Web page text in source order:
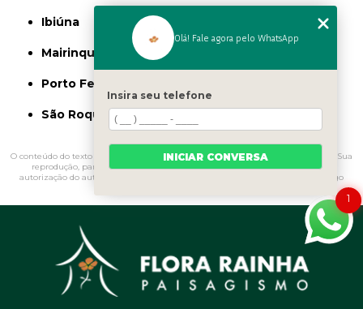
Ibiúna
Mairinque
Porto Feliz
São Roque
O conteúdo do texto " Forração para Jardim Sombra" é de direito reservado. Sua
reprodução, parcial ou total, mesmo citando nossos links, é proibida sem a
autorização do autor. Crime de violação de direito autoral – artigo 184 do Código
1
Olá! Fale agora pelo WhatsApp
Insira seu telefone
INICIAR CONVERSA